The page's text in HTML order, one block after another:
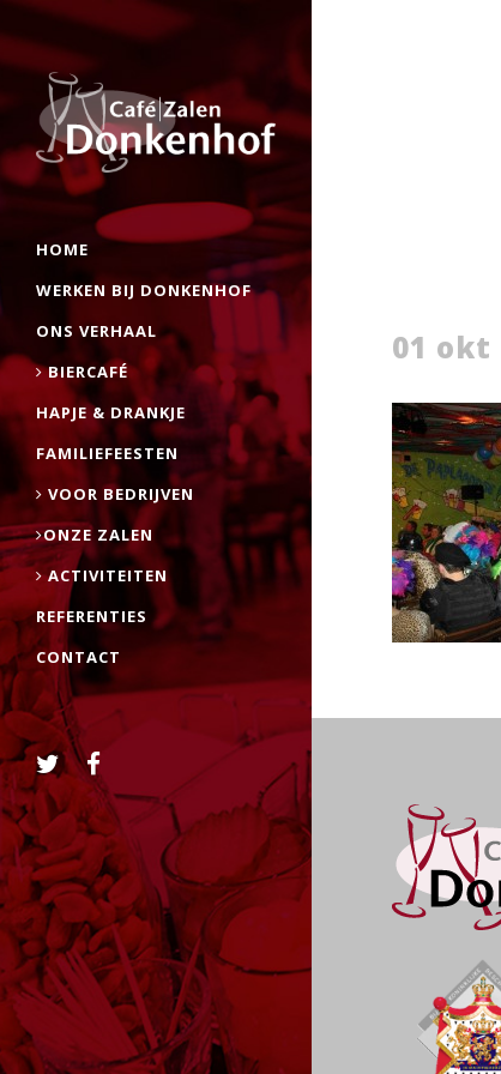
HOME
WERKEN BIJ DONKENHOF
ONS VERHAAL
BIERCAFÉ
HAPJE & DRANKJE
FAMILIEFEESTEN
VOOR BEDRIJVEN
ONZE ZALEN
ACTIVITEITEN
REFERENTIES
CONTACT
01 okt